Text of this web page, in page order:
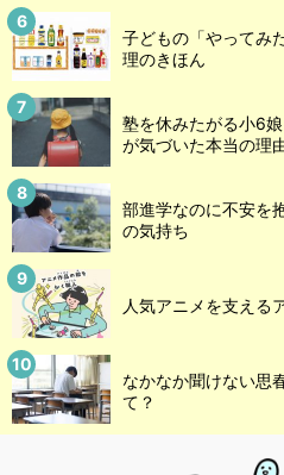
子どもの「やってみ
理のきほん
塾を休みたがる小6
が気づいた本当の理
部進学なのに不安を
の気持ち
人気アニメを支える
なかなか聞けない思
て？